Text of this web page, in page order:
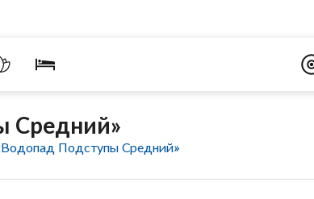
Средний»
Подступы Средний»